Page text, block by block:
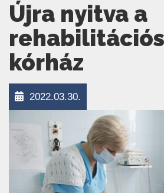
Újra nyitva a
kórház
2022.03.30.